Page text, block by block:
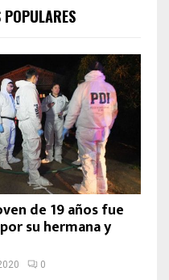
de 19 años fue
su hermana y
0